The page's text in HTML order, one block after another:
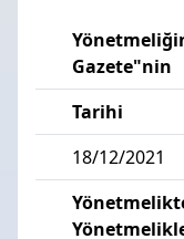
Gazete"nin
Tarihi
18/12/2021